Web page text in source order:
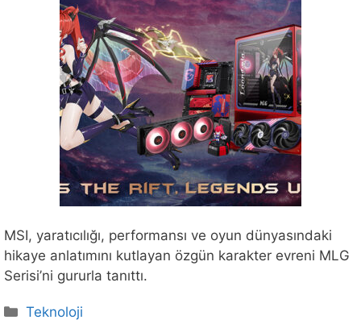
MSI, yaratıcılığı, performansı ve oyun dünyasındaki
hikaye anlatımını kutlayan özgün karakter evreni MLG
Serisi’ni gururla tanıttı.
Kategoriler
Teknoloji